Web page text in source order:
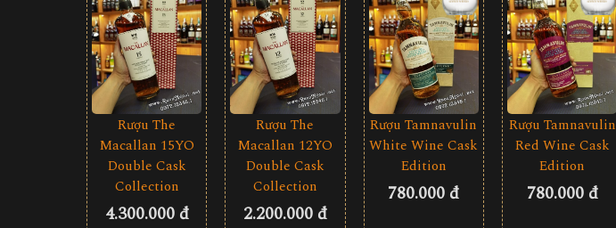
Rượu The
Macallan 15YO
Double Cask
Collection
4.300.000 đ
Rượu The
Macallan 12YO
Double Cask
Collection
2.200.000 đ
Rượu Tamnavulin
White Wine Cask
Edition
780.000 đ
Rượu Tamnavulin
Red Wine Cask
Edition
780.000 đ